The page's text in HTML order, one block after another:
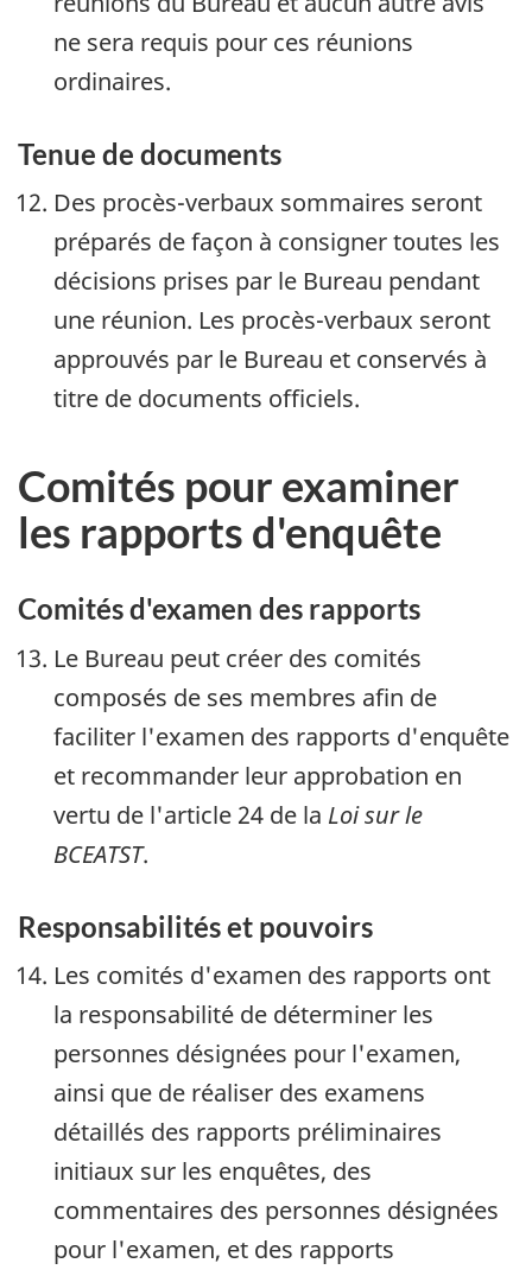
ne sera requis pour ces réunions
ordinaires.
Tenue de documents
Des procès-verbaux sommaires seront
préparés de façon à consigner toutes les
décisions prises par le Bureau pendant
une réunion. Les procès-verbaux seront
approuvés par le Bureau et conservés à
titre de documents officiels.
Comités pour examiner
les rapports d'enquête
Comités d'examen des rapports
Le Bureau peut créer des comités
composés de ses membres afin de
faciliter l'examen des rapports d'enquête
et recommander leur approbation en
vertu de l'article 24 de la Loi sur le
BCEATST.
Responsabilités et pouvoirs
Les comités d'examen des rapports ont
la responsabilité de déterminer les
personnes désignées pour l'examen,
ainsi que de réaliser des examens
détaillés des rapports préliminaires
initiaux sur les enquêtes, des
commentaires des personnes désignées
pour l'examen, et des rapports